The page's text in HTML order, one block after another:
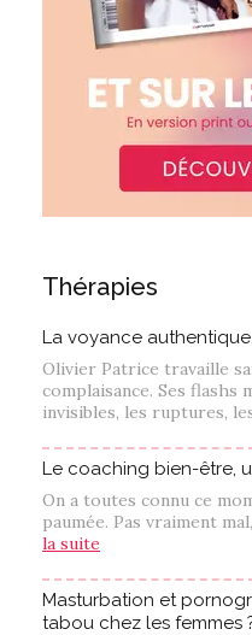
Thérapies
La voyance
Olivier Patrice travaille
complaisance. Ses
invisibles, les ruptures,
Le coaching bien-être,
On a toutes connu ce
paumée. Pas vraiment
la suite
Masturbation et
tabou chez les femmes